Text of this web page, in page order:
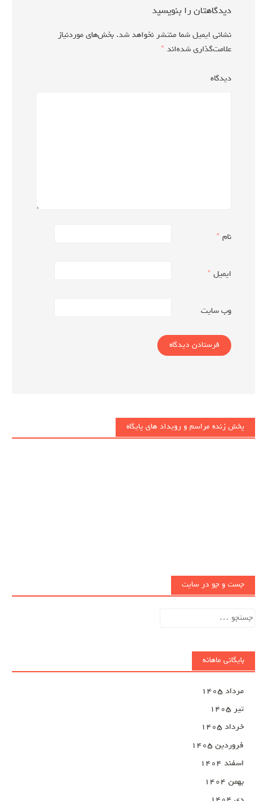
دیدگاهتان را بنویسید
نشانی ایمیل شما منتشر نخواهد شد. بخش‌های موردنیاز
علامت‌گذاری شده‌اند *
دیدگاه
نام *
ایمیل *
وب‌ سایت
پخش زنده مراسم و رویداد های پایگاه
جست و جو در سایت
جستجو
بایگانی ماهانه
مرداد ۱۴۰۵
تیر ۱۴۰۵
خرداد ۱۴۰۵
فروردین ۱۴۰۵
اسفند ۱۴۰۴
بهمن ۱۴۰۴